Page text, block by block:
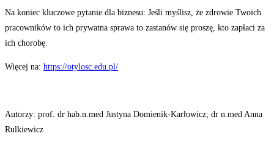
Na koniec kluczowe pytanie dla biznesu: Jeśli myślisz, że zdrowie Twoich
pracowników to ich prywatna sprawa to zastanów się proszę, kto zapłaci za
ich chorobę.
Więcej na: https://otylosc.edu.pl/
Autorzy: prof. dr hab.n.med Justyna Domienik-Karłowicz; dr n.med Anna
Rulkiewicz